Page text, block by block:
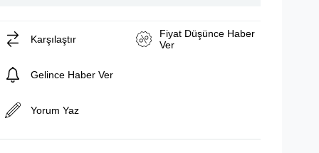
Karşılaştır
Fiyat Düşünce Haber
Ver
Gelince Haber Ver
Yorum Yaz